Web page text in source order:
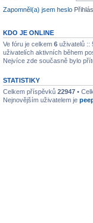
Zapomněl(a) jsem heslo
KDO JE ONLINE
Ve fóru je celkem 6 uživatelů ::
uživatelích aktivních během
Nejvíce zde současně bylo
STATISTIKY
Celkem příspěvků 22947 •
Nejnovějším uživatelem je